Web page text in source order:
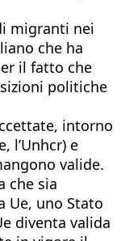
migranti nei
che ha
il fatto che
politiche
intorno
l’Unhcr) e
valide.
che sia
Ue, uno Stato
diventa valida